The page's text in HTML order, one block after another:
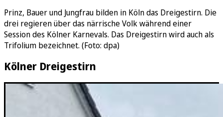
Prinz, Bauer und Jungfrau bilden in Köln das Dreigestirn. Die
drei regieren über das närrische Volk während einer
Session des Kölner Karnevals. Das Dreigestirn wird auch als
Trifolium bezeichnet. (Foto: dpa)
Kölner Dreigestirn